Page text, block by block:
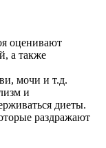
оценивают
а также
мочи и т.д.
и
диеты.
раздражают